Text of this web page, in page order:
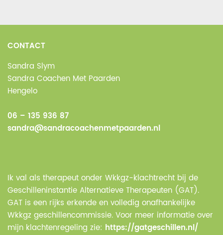
CONTACT
Sandra Slym
Sandra Coachen Met Paarden
Hengelo
06 – 135 936 87
sandra@sandracoachenmetpaarden.nl
Ik val als therapeut onder Wkkgz-klachtrecht bij de
Geschilleninstantie Alternatieve Therapeuten (GAT).
GAT is een rijks erkende en volledig onafhankelijke
Wkkgz geschillencommissie. Voor meer informatie over
mijn klachtenregeling zie: https://gatgeschillen.nl/